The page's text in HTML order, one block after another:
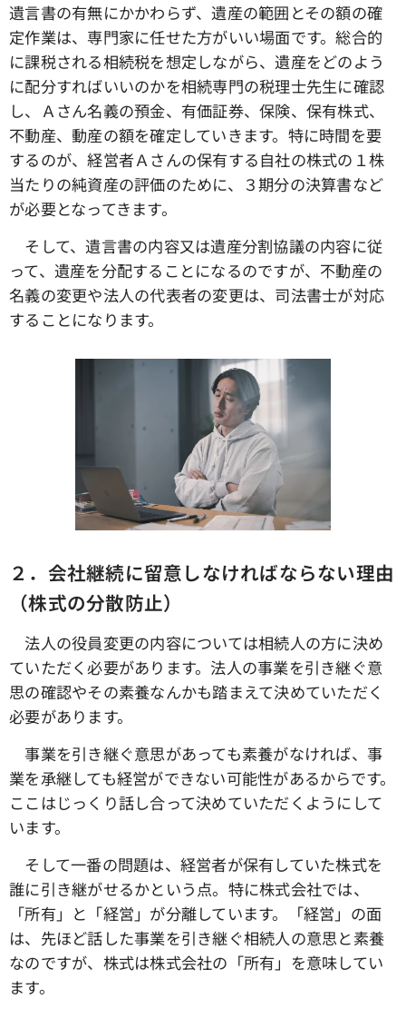
遺言書の有無にかかわらず、遺産の範囲とその額の確
定作業は、専門家に任せた方がいい場面です。総合的
に課税される相続税を想定しながら、遺産をどのよう
に配分すればいいのかを相続専門の税理士先生に確認
し、Ａさん名義の預金、有価証券、保険、保有株式、
不動産、動産の額を確定していきます。特に時間を要
するのが、経営者Ａさんの保有する自社の株式の１株
当たりの純資産の評価のために、３期分の決算書など
が必要となってきます。
そして、遺言書の内容又は遺産分割協議の内容に従
って、遺産を分配することになるのですが、不動産の
名義の変更や法人の代表者の変更は、司法書士が対応
することになります。
２．会社継続に留意しなければならない理由
（株式の分散防止）
法人の役員変更の内容については相続人の方に決め
ていただく必要があります。法人の事業を引き継ぐ意
思の確認やその素養なんかも踏まえて決めていただく
必要があります。
事業を引き継ぐ意思があっても素養がなければ、事
業を承継しても経営ができない可能性があるからです。
ここはじっくり話し合って決めていただくようにして
います。
そして一番の問題は、経営者が保有していた株式を
誰に引き継がせるかという点。特に株式会社では、
「所有」と「経営」が分離しています。「経営」の面
は、先ほど話した事業を引き継ぐ相続人の意思と素養
なのですが、株式は株式会社の「所有」を意味してい
ます。